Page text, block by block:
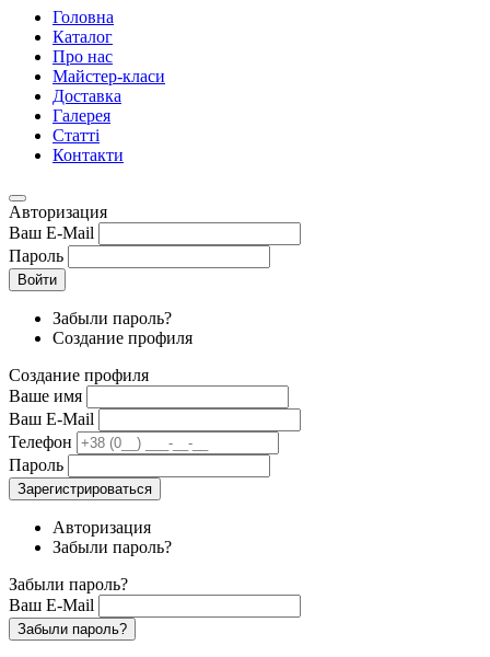
Головна
Каталог
Про нас
Майстер-класи
Доставка
Галерея
Статтi
Контакти
Авторизация
Ваш E-Mail
Пароль
Войти
Забыли пароль?
Создание профиля
Создание профиля
Ваше имя
Ваш E-Mail
Телефон
Пароль
Зарегистрироваться
Авторизация
Забыли пароль?
Забыли пароль?
Ваш E-Mail
Забыли пароль?